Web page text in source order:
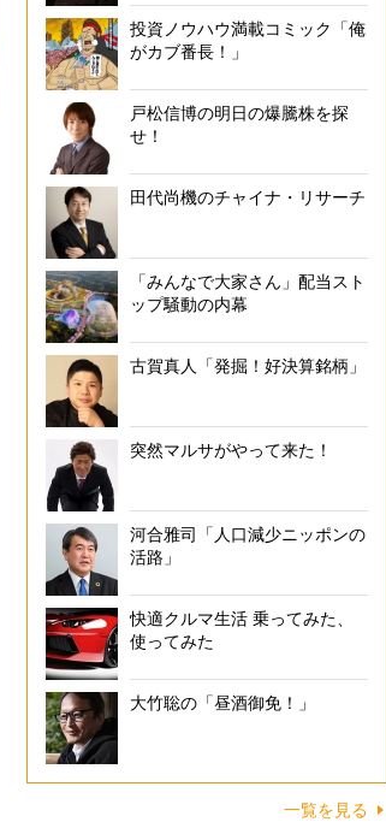
投資ノウハウ満載コミック「俺
がカブ番長！」
戸松信博の明日の爆騰株を探
せ！
田代尚機のチャイナ・リサーチ
「みんなで大家さん」配当スト
ップ騒動の内幕
古賀真人「発掘！好決算銘柄」
突然マルサがやって来た！
河合雅司「人口減少ニッポンの
活路」
快適クルマ生活 乗ってみた、
使ってみた
大竹聡の「昼酒御免！」
一覧を見る